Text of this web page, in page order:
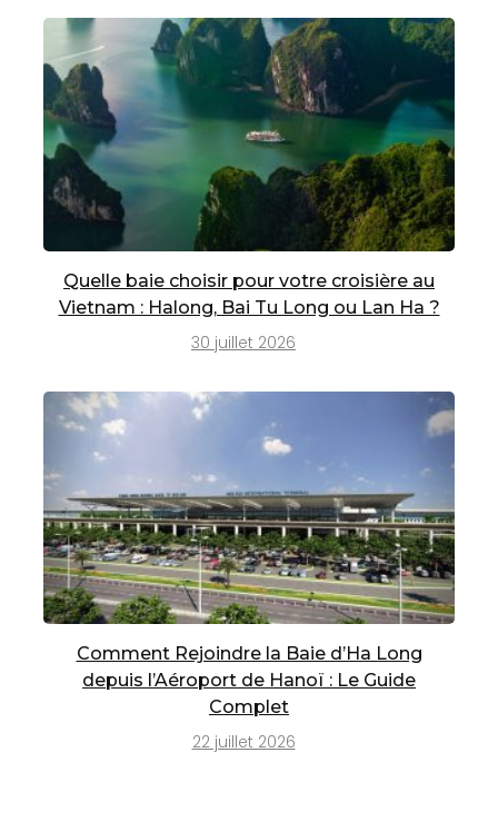
Quelle baie choisir pour votre croisière au
Vietnam : Halong, Bai Tu Long ou Lan Ha ?
30 juillet 2026
Comment Rejoindre la Baie d’Ha Long
depuis l’Aéroport de Hanoï : Le Guide
Complet
22 juillet 2026